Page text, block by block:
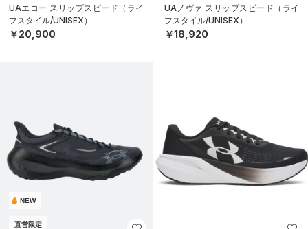
UAエコー スリップスピード（ライ
フスタイル/UNISEX）
￥20,900
UAノヴァ スリップスピード（ライ
フスタイル/UNISEX）
￥18,920
NEW
直営限定